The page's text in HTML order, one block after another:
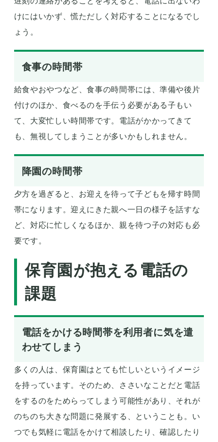
けにはいかず、慌ただしく対応することになるでし
ょう。
食事の時間帯
給食やおやつなど、食事の時間帯には、準備や後片
付けのほか、食べるのを手伝う必要がある子もい
て、大変忙しい時間帯です。電話がかかってきて
も、無視してしまうことが多いかもしれません。
降園の時間帯
夕方を過ぎると、お迎えを待って子どもを帰す時間
帯になります。迎えにきた親へ一日の様子を話すな
ど、対応に忙しくなるほか、親を待つ子の対応も必
要です。
保育園が抱える電話の
課題
電話をかける時間帯を利用者に気を遣
わせてしまう
多くの人は、保育園はとても忙しいというイメージ
を持っています。そのため、ささいなことだと電話
をするのをためらってしまう可能性があり、それが
のちのち大きな問題に発展する、ということも。い
つでも気軽に電話をかけて相談したり、確認したり